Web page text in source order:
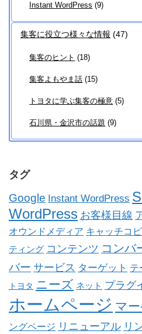
Instant WordPress (9)
集客に役立つ様々な情報 (47)
集客のヒント (18)
集客よもやま話 (15)
トヨタに学ぶ集客の極意 (5)
石川県・金沢市の話題 (9)
タグ
Google Instant WordPress
WordPress お客様目線
オウンドメディア キャッチコ
ティング コンテンツ コンバ
バー サービス ターゲット テ
トヨタ ニーズ ネット プラグ
ホームページ マ
ングページ リニューアル リ